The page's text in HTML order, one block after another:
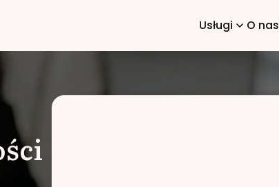
Usługi O nas